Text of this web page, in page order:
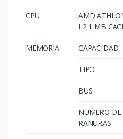
CPU
AMD
L2 1 MB
MEMORIA CAPACIDAD
TIPO
BUS
NUMERO DE
RANURAS